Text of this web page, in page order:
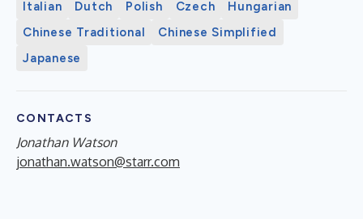
Italian
Dutch Polish Czech
Hungarian
Chinese Traditional
Chinese Simplified
Japanese
CONTACTS
Jonathan Watson
jonathan.watson@starr.com